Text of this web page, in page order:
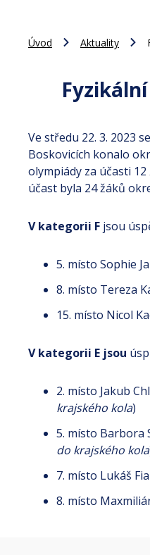
Úvod Aktuality
Ve středu 22. 3. 2023
Boskovicích konalo
olympiády za účasti
účast byla 24 žáků
V kategorii F jsou
5. místo Sophie
8. místo Tereza
15. místo Nicol
V kategorii E jsou
2. místo Jakub
krajského kola)
5. místo Barbora
do krajského kola
7. místo Lukáš
8. místo